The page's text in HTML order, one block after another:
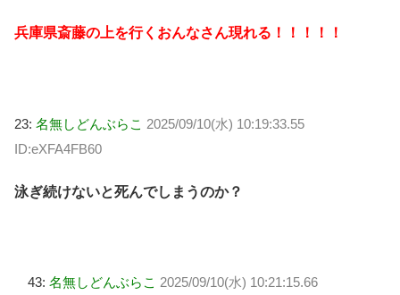
兵庫県斎藤の上を行くおんなさん現れる！！！！！
23: 名無しどんぶらこ 2025/09/10(水) 10:19:33.55
ID:eXFA4FB60
泳ぎ続けないと死んでしまうのか？
43: 名無しどんぶらこ 2025/09/10(水) 10:21:15.66